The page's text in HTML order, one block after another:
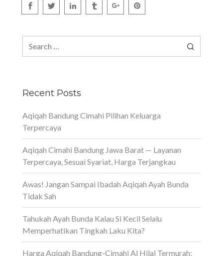
Recent Posts
Aqiqah Bandung Cimahi Pilihan Keluarga
Terpercaya
Aqiqah Cimahi Bandung Jawa Barat — Layanan
Terpercaya, Sesuai Syariat, Harga Terjangkau
Awas! Jangan Sampai Ibadah Aqiqah Ayah Bunda
Tidak Sah
Tahukah Ayah Bunda Kalau Si Kecil Selalu
Memperhatikan Tingkah Laku Kita?
Harga Aqiqah Bandung-Cimahi Al Hilal Termurah: